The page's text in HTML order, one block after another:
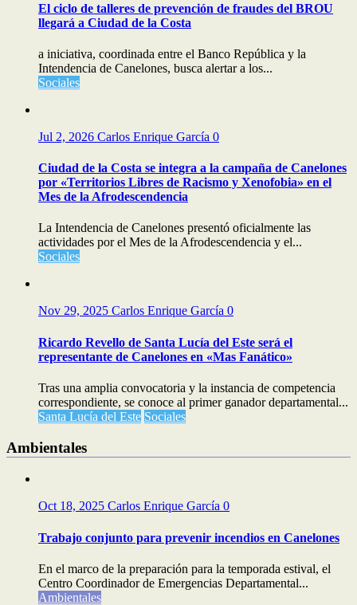
El ciclo de talleres de prevención de fraudes del BROU
llegará a Ciudad de la Costa
a iniciativa, coordinada entre el Banco República y la
Intendencia de Canelones, busca alertar a los...
Sociales
Jul 2, 2026 Carlos Enrique García 0
Ciudad de la Costa se integra a la campaña de Canelones
por «Territorios Libres de Racismo y Xenofobia» en el
Mes de la Afrodescendencia
La Intendencia de Canelones presentó oficialmente las
actividades por el Mes de la Afrodescendencia y el...
Sociales
Nov 29, 2025 Carlos Enrique García 0
Ricardo Revello de Santa Lucía del Este será el
representante de Canelones en «Mas Fanático»
Tras una amplia convocatoria y la instancia de competencia
correspondiente, se conoce al primer ganador departamental...
Santa Lucía del Este Sociales
Ambientales
Oct 18, 2025 Carlos Enrique García 0
Trabajo conjunto para prevenir incendios en Canelones
En el marco de la preparación para la temporada estival, el
Centro Coordinador de Emergencias Departamental...
Ambientales